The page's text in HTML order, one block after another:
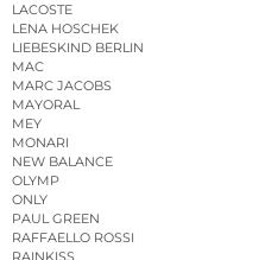
LACOSTE
LENA HOSCHEK
LIEBESKIND BERLIN
MAC
MARC JACOBS
MAYORAL
MEY
MONARI
NEW BALANCE
OLYMP
ONLY
PAUL GREEN
RAFFAELLO ROSSI
RAINKISS